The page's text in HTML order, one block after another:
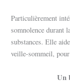
Particulièrement
somnolence durant
substances. Elle
veille-sommeil,
Un